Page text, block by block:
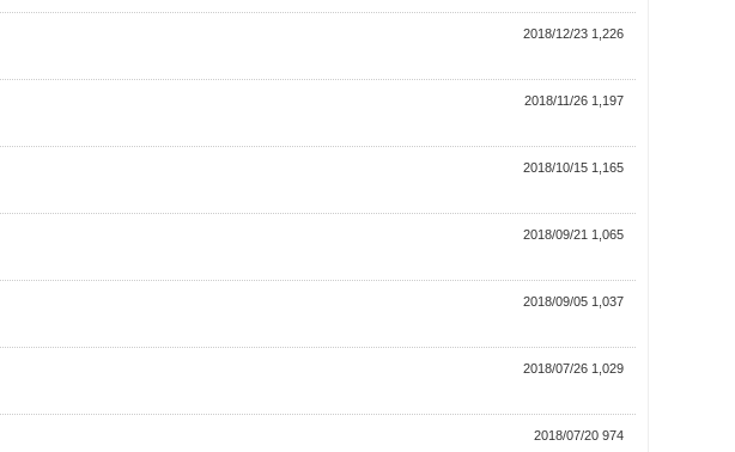
2018/12/23 1,226
2018/11/26 1,197
2018/10/15 1,165
2018/09/21 1,065
2018/09/05 1,037
2018/07/26 1,029
2018/07/20 974